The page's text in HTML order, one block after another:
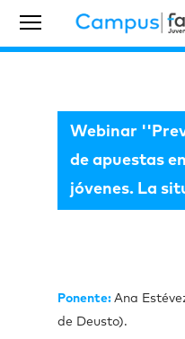
Webinar
de apuestas
jóvenes. La
Ponente: Ana
de Deusto).